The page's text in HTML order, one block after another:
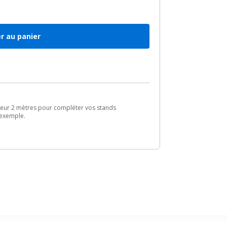
au panier
2 mètres pour compléter vos stands